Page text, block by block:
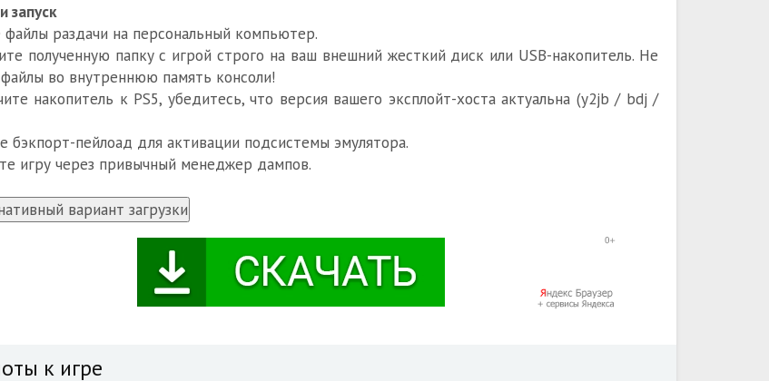
запуск
файлы раздачи на персональный компьютер.
полученную папку с игрой строго на ваш внешний жесткий диск или USB-накопитель. Не
во внутреннюю память консоли!
накопитель к PS5, убедитесь, что версия вашего эксплойт-хоста актуальна (y2jb / bdj /
бэкпорт-пейлоад для активации подсистемы эмулятора.
игру через привычный менеджер дампов.
к игре